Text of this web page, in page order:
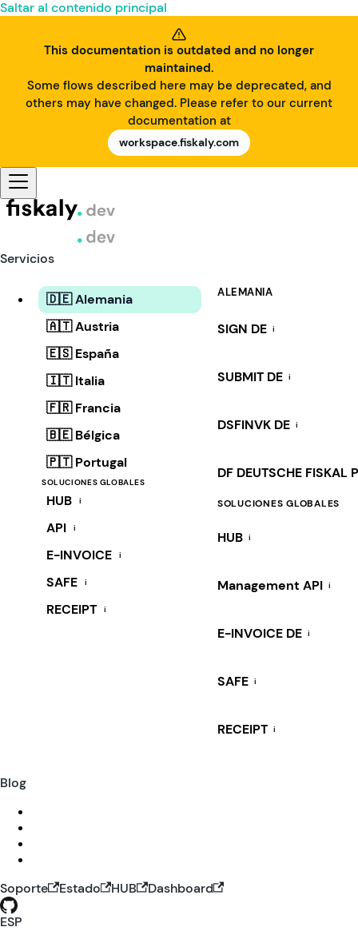
Saltar al contenido principal
This documentation is outdated and no longer
maintained.
Some flows described here may be deprecated, and
others may have changed. Please refer to our current
documentation at
workspace.fiskaly.com
Servicios
🇩🇪 Alemania
🇦🇹 Austria
🇪🇸 España
🇮🇹 Italia
🇫🇷 Francia
🇧🇪 Bélgica
🇵🇹 Portugal
SOLUCIONES GLOBALES
HUB i
API i
E-INVOICE i
SAFE i
RECEIPT i
ALEMANIA
SIGN DE i
SUBMIT DE i
DSFINVK DE i
DF DEUTSCHE FISKAL
SOLUCIONES GLOBALES
HUB i
Management API i
E-INVOICE DE i
SAFE i
RECEIPT i
Blog
Soporte Estado HUB
Dashboard
ESP